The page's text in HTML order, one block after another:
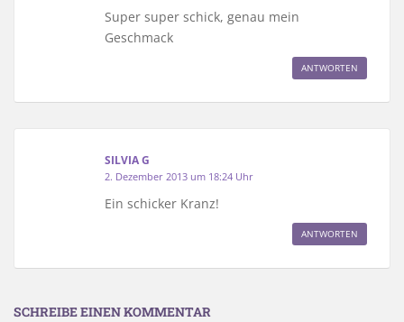
Super super schick, genau mein
Geschmack
ANTWORTEN
SILVIA G
2. Dezember 2013 um 18:24 Uhr
Ein schicker Kranz!
ANTWORTEN
SCHREIBE EINEN KOMMENTAR